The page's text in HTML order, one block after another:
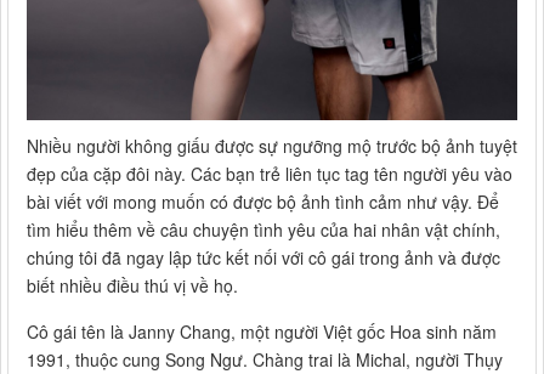
Nhiều người không giấu được sự ngưỡng mộ trước bộ ảnh tuyệt
đẹp của cặp đôi này. Các bạn trẻ liên tục tag tên người yêu vào
bài viết với mong muốn có được bộ ảnh tình cảm như vậy. Để
tìm hiểu thêm về câu chuyện tình yêu của hai nhân vật chính,
chúng tôi đã ngay lập tức kết nối với cô gái trong ảnh và được
biết nhiều điều thú vị về họ.
Cô gái tên là Janny Chang, một người Việt gốc Hoa sinh năm
1991, thuộc cung Song Ngư. Chàng trai là Michal, người Thụy